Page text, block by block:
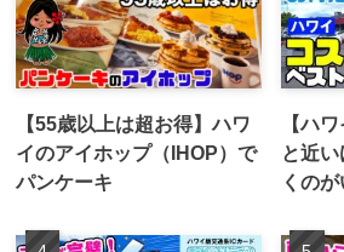
【55歳以上は超お得】ハワ
イのアイホップ（IHOP）で
パンケーキ
【ハ
と近
くの